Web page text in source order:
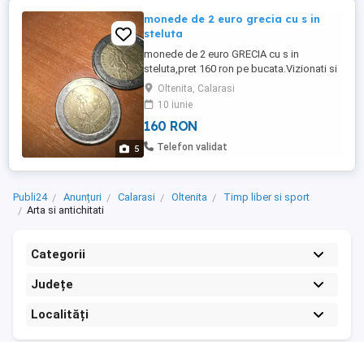
5
monede de 2 euro grecia cu s in
steluta
monede de 2 euro GRECIA cu s in
steluta,pret 160 ron pe bucata.Vizionati si
celelalte anunturi,multumesc.
Oltenita, Calarasi
10 iunie
160 RON
Telefon validat
Publi24 Anunțuri Calarasi Oltenita
Timp liber si sport
Arta si antichitati
Categorii
Județe
Localități